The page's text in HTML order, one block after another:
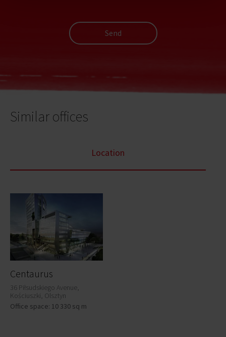
Send
Similar offices
Location
Centaurus
36 Piłsudskiego Avenue,
Kościuszki, Olsztyn
Office space: 10 330 sq m